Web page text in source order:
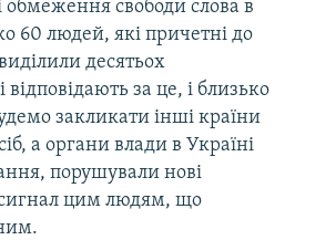
обмеження свободи слова в
60 людей, які причетні до
десятьох
відповідають за це, і близько
закликати інші країни
а органи влади в Україні
порушували нові
цим людям, що